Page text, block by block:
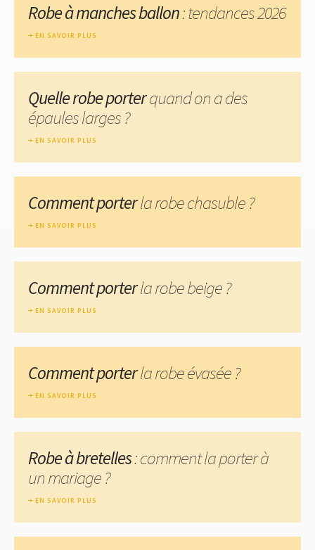
Robe à manches ballon: tendances 2026
EN SAVOIR PLUS
Quelle robe porterquand on a des
épaules larges ?
EN SAVOIR PLUS
Comment porterla robe chasuble ?
EN SAVOIR PLUS
Comment porterla robe beige ?
EN SAVOIR PLUS
Comment porterla robe évasée ?
EN SAVOIR PLUS
Robe à bretelles: comment la porter à
un mariage ?
EN SAVOIR PLUS